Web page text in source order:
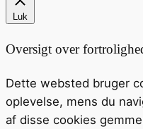
Luk
Oversigt over
Dette websted bruger
oplevelse, mens du
af disse cookies